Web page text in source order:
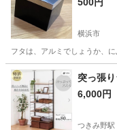
横浜市
フタは、アルミでしょうか、
神奈川 横浜市 イン
突っ張
6,000円
つきみ野駅